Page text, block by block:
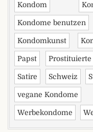
Kondom
Kondome benutzen
Kondomkunst
Papst Prostituierte
Satire Schweiz
vegane Kondome
Werbekondome